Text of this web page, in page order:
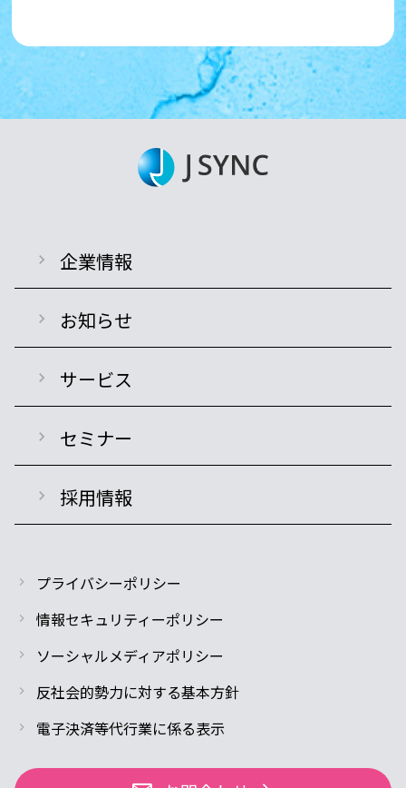
企業情報
お知らせ
サービス
セミナー
採用情報
プライバシーポリシー
情報セキュリティーポリシー
ソーシャルメディアポリシー
反社会的勢力に対する基本方針
電子決済等代行業に係る表示